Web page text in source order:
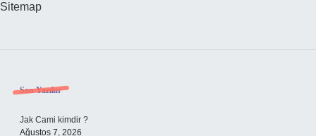
Sitemap
Sidebar
Son Yazılar
Jak Cami kimdir ?
Ağustos 7, 2026